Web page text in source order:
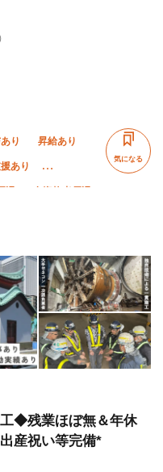
り 昇給あり
あり
遇 有資格者優遇
気になる
◆残業ほぼ無＆年休
産祝い等完備*